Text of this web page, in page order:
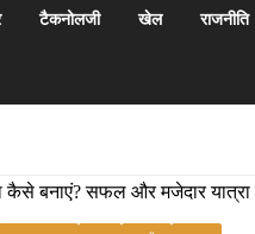
प्रमुख पर्यटन स्थल: ताज
टैकनोलजी खेल राजनीति